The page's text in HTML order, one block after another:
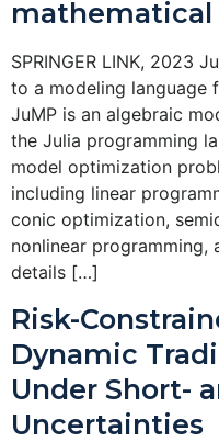
SPRINGER LINK, 2023
to a modeling language
JuMP is an algebraic
the Julia programming
model optimization
including linear
conic optimization,
nonlinear programming,
details […]
Risk-
Dynamic
Under Short-
Uncertainties